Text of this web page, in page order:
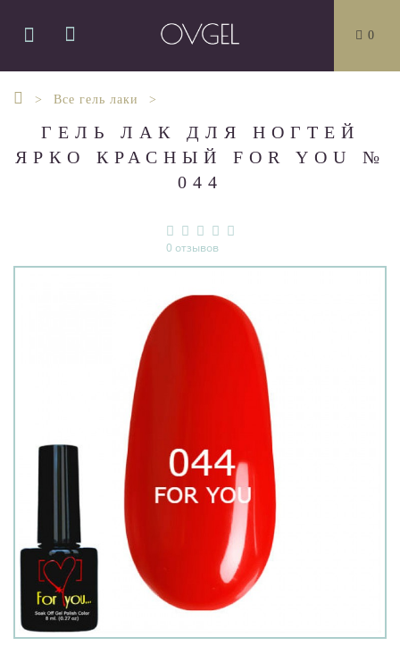
0
Все гель лаки
ГЕЛЬ ЛАК ДЛЯ НОГТЕЙ
ЯРКО КРАСНЫЙ FOR YOU №
044
0 отзывов